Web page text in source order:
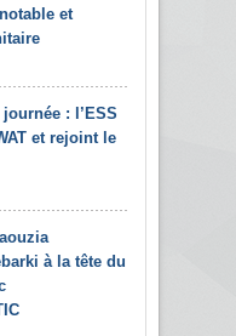
et
: l’ESS
et rejoint le
à la tête du